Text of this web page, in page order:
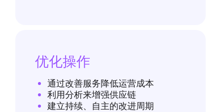
优化操作
通过改善服务降低运营成本
利用分析来增强供应链
建立持续、自主的改进周期